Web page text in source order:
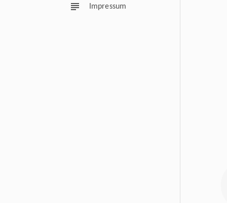
subject Impressum